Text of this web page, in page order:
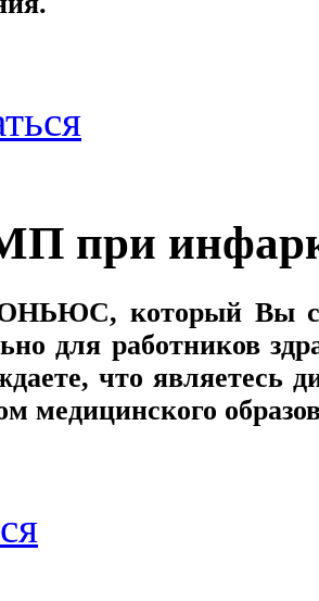
при
, который Вы
для работников
что являетесь
медицинского